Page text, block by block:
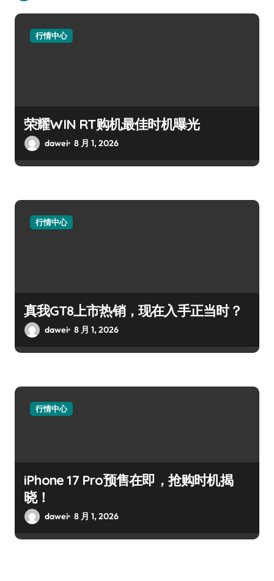
行情中心
荣耀WIN RT购机最佳时机曝光
dawei 8 月 1, 2026
行情中心
真我GT8上市热销，现在入手正当时？
dawei 8 月 1, 2026
行情中心
iPhone 17 Pro预售在即，抢购时机揭
晓！
dawei 8 月 1, 2026